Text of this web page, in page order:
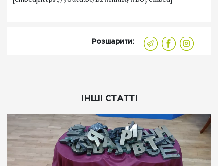
Розшарити:
ІНШІ СТАТТІ